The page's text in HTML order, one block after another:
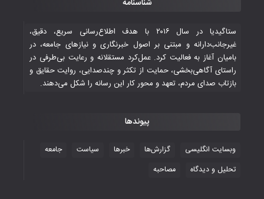
تاریخی ایران
جوانان فوتسالیست کشور با گلباران تایلند به
فینال رفتند
۲۸ October ۲۰۲۵
با شکست چین، فوتسال‌بازان جوان
۲۶ October ۲۰۲۵
شناسنامه
ستاگیدیا در سال ۲۰۱۶ با هدف اطلاع‌رسانی سریع، دقیق،
غیرجانب‌دارانه و مبتنی بر اصول خبرنگاری و نیازهای جامعه، در
بامیان آغاز به فعالیت کرد. عمل‌کرد مستقلانه و رعایت بی‌طرفی در
راستای آگاهی‌بخشی، حمایت از تکثر و چندصدایی، روایت حقایق و
بازتاب صدای مردم، تعهد و محور کار این رسانه را شکل می‌دهند.
پیوندها
وبسایت انگلیسی گزارش‌ها خبرها سیاست
جامعه
تحلیل و دیدگاه
مصاحبه